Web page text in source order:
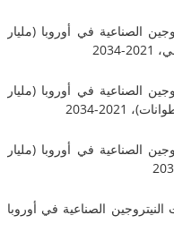
في أوروبا (مليار
في أوروبا (مليار
في أوروبا (مليار
الصناعية في أوروبا